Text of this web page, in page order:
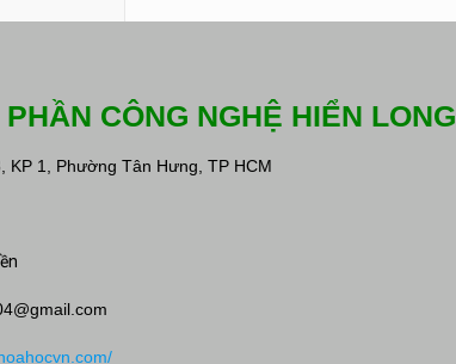
CÔNG NGHỆ HIỂN LONG
KP 1, Phường Tân Hưng, TP HCM